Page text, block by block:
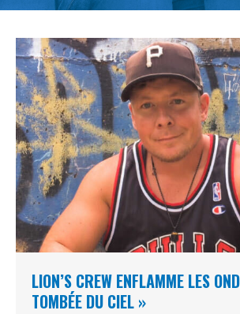
LION’S CREW ENFLAMME LES
TOMBÉE DU CIEL »